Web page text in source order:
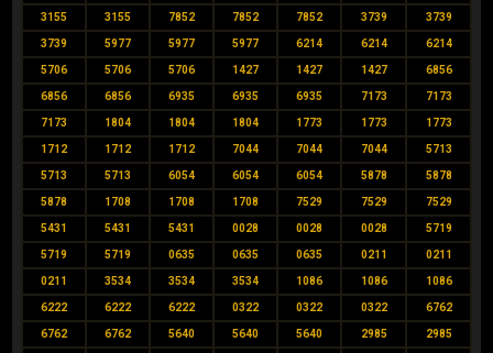
3155 3155 7852 7852 7852 3739 3739
3739 5977 5977 5977 6214 6214 6214
5706 5706 5706 1427 1427 1427 6856
6856 6856 6935 6935 6935 7173 7173
7173 1804 1804 1804 1773 1773 1773
1712 1712 1712 7044 7044 7044 5713
5713 5713 6054 6054 6054 5878 5878
5878 1708 1708 1708 7529 7529 7529
5431 5431 5431 0028 0028 0028 5719
5719 5719 0635 0635 0635 0211 0211
0211 3534 3534 3534 1086 1086 1086
6222 6222 6222 0322 0322 0322 6762
6762 6762 5640 5640 5640 2985 2985